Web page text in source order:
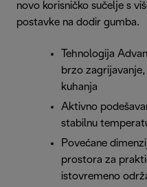
novo korisničko sučelje s
postavke na dodir gumba.
Tehnologija
brzo
kuhanja
Aktivno
stabilnu
Povećane
prostora za
istovremeno